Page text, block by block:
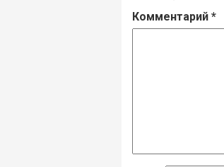
Комментарий *